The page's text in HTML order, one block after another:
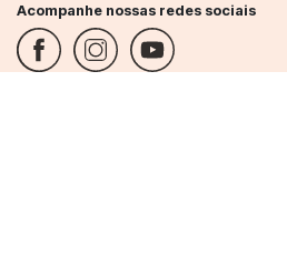
Acompanhe nossas redes sociais